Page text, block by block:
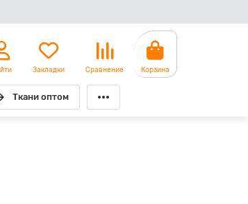
Закладки Сравнение Корзина
Ткани оптом